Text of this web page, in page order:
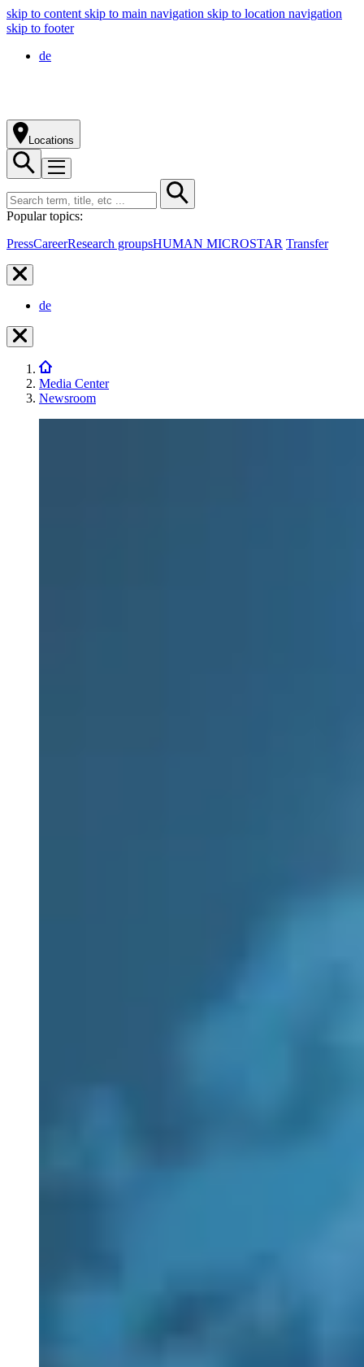
skip to content skip to main navigation skip to location navigation
skip to footer
de
Locations
Popular topics:
PressCareerResearch groupsHUMAN MICROSTAR Transfer
de
Media Center
Newsroom